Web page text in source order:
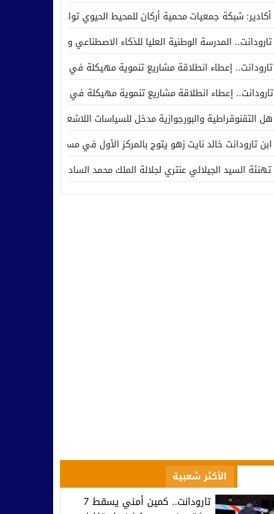
أكادير: شبكة جمعيات محمية أركان للمحيط الحيوي تواصل عملها من أجل
تارودانت.. المدرسة الوطنية العليا للذكاء الاصطناعي وعلوم
تارودانت.. إعطاء انطلاقة مشاريع تنموية مهيكلة في إطار الاحتفال بالذكرى الـ27 لعيد
تارودانت.. إعطاء انطلاقة مشاريع تنموية مهيكلة في إطار الاحتفال بالذكرى الـ27 لعيد
هل التقنوقراطية والبورجوازية مدخل للسياسات اللاشعبية
ابن تارودانت خالد نايت زهو يتوج بالمركز الأول في مسابقة “Creative Cup” بالولايات المتحدة
تهنئة السيد الجيلالي عنتري لجلالة الملك محمد السادس بمناسبة عيد
الأكثر شعبية
تارودانت.. كمين أمني يسقط 7